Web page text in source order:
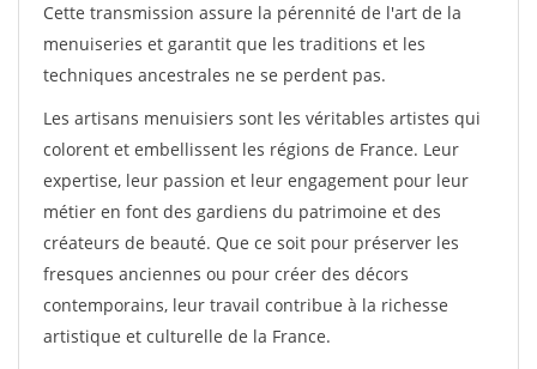
Cette transmission assure la pérennité de l'art de la
menuiseries et garantit que les traditions et les
techniques ancestrales ne se perdent pas.
Les artisans menuisiers sont les véritables artistes qui
colorent et embellissent les régions de France. Leur
expertise, leur passion et leur engagement pour leur
métier en font des gardiens du patrimoine et des
créateurs de beauté. Que ce soit pour préserver les
fresques anciennes ou pour créer des décors
contemporains, leur travail contribue à la richesse
artistique et culturelle de la France.